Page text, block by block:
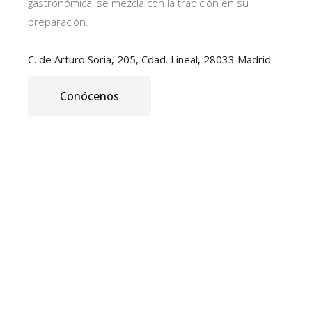
gastronómica, se mezcla con la tradición en su
preparación.
C. de Arturo Soria, 205, Cdad. Lineal, 28033 Madrid
Conócenos